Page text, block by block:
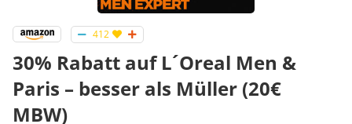
412
30% Rabatt auf L´Oreal Men &
Paris – besser als Müller (20€
MBW)